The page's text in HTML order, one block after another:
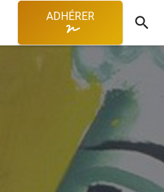
ADHÉRER search